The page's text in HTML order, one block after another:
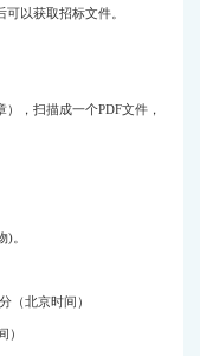
以获取招标文件。
），扫描成一个PDF文件，
)
分（北京时间）
）